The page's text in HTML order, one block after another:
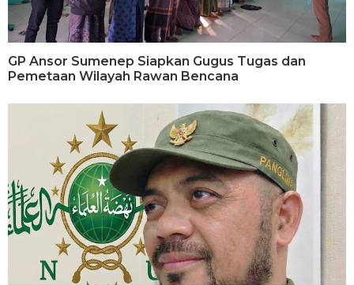
GP Ansor Sumenep Siapkan Gugus Tugas dan
Pemetaan Wilayah Rawan Bencana